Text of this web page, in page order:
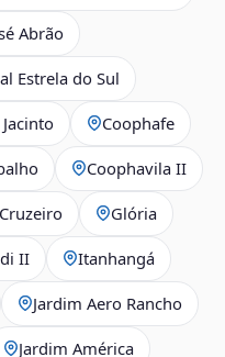
Abrão
Estrela do Sul
Coophafe
Coophavila II
Cruzeiro Glória
II Itanhangá
Jardim Aero Rancho
Jardim América